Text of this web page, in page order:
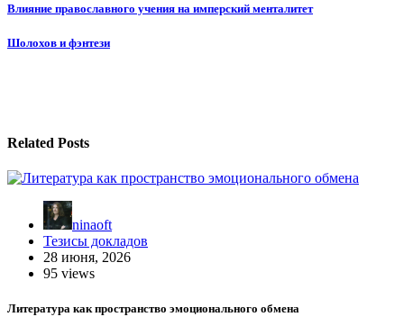
Навигация
по
Влияние православного учения на имперский менталитет
Шолохов и фэнтези
Related Posts
ninaoft
Тезисы докладов
28 июня, 2026
95 views
Литература как пространство эмоционального обмена